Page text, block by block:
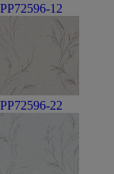
PP72596-12
PP72596-22